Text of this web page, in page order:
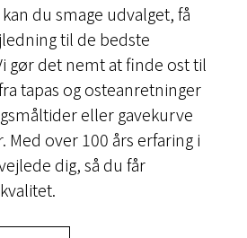
kan du smage udvalget, få
til de bedste
gør det nemt at finde ost til
tapas og osteanretninger
eller gavekurve
Med over 100 års erfaring i
dig, så du får